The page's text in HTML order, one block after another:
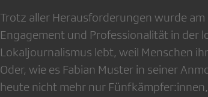
Trotz aller Herausforderungen wurde
Engagement und Professionalität in der
Lokaljournalismus lebt, weil Menschen
Oder, wie es Fabian Muster in seiner
heute nicht mehr nur